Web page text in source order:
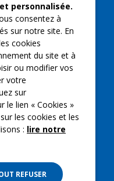
?
personnalisée.
consentez à
sur notre site. En
cookies
du site et à
ou modifier vos
votre
sur
le lien « Cookies »
les cookies et les
: lire notre
REFUSER